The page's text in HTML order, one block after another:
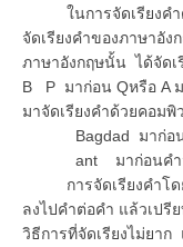
ในการจัดเรียงคำด้
จัดเรียงคำของภาษาอั
ภาษาอังกฤษนั้น ได้จัดเ
B P มาก่อน Qหรือ A
มาจัดเรียงคำด้วยคอม
Bagdad มาก่อนค
ant มาก่อนคำว่
การจัดเรียงคำโดย
ลงไปคำต่อคำ แล้วเปรี
วิธีการที่จัดเรียงไม่ยา